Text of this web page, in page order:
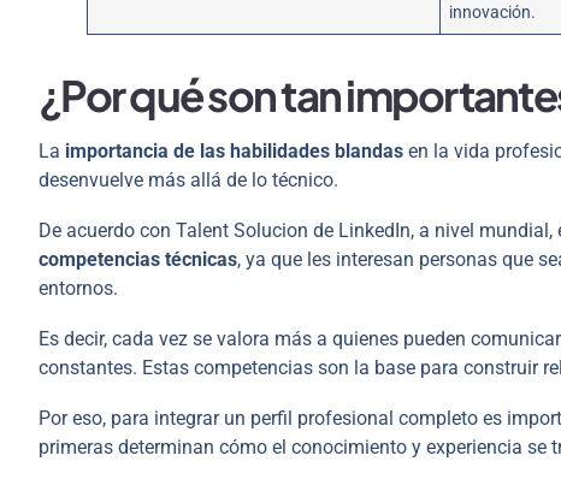
innovación.
¿Por qué son tan
La importancia de las habilidades blandas en la vida
desenvuelve más allá de lo técnico.
De acuerdo con Talent Solucion de LinkedIn, a nivel mundial,
competencias técnicas, ya que les interesan personas que
entornos.
Es decir, cada vez se valora más a quienes pueden
constantes. Estas competencias son la base para construir
Por eso, para integrar un perfil profesional completo es
primeras determinan cómo el conocimiento y experiencia